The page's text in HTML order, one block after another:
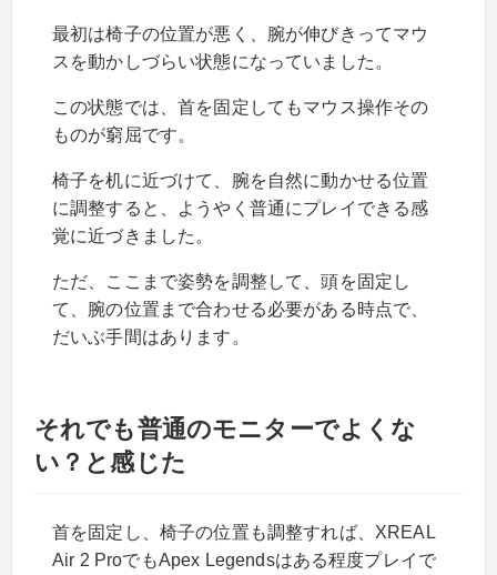
最初は椅子の位置が悪く、腕が伸びきってマウ
スを動かしづらい状態になっていました。
この状態では、首を固定してもマウス操作その
ものが窮屈です。
椅子を机に近づけて、腕を自然に動かせる位置
に調整すると、ようやく普通にプレイできる感
覚に近づきました。
ただ、ここまで姿勢を調整して、頭を固定し
て、腕の位置まで合わせる必要がある時点で、
だいぶ手間はあります。
それでも普通のモニターでよくな
い？と感じた
首を固定し、椅子の位置も調整すれば、XREAL
Air 2 ProでもApex Legendsはある程度プレイで